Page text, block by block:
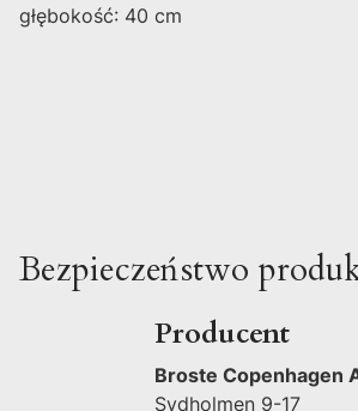
głębokość: 40 cm
Bezpieczeństwo
Producent
Broste Copenhagen
Sydholmen 9-17